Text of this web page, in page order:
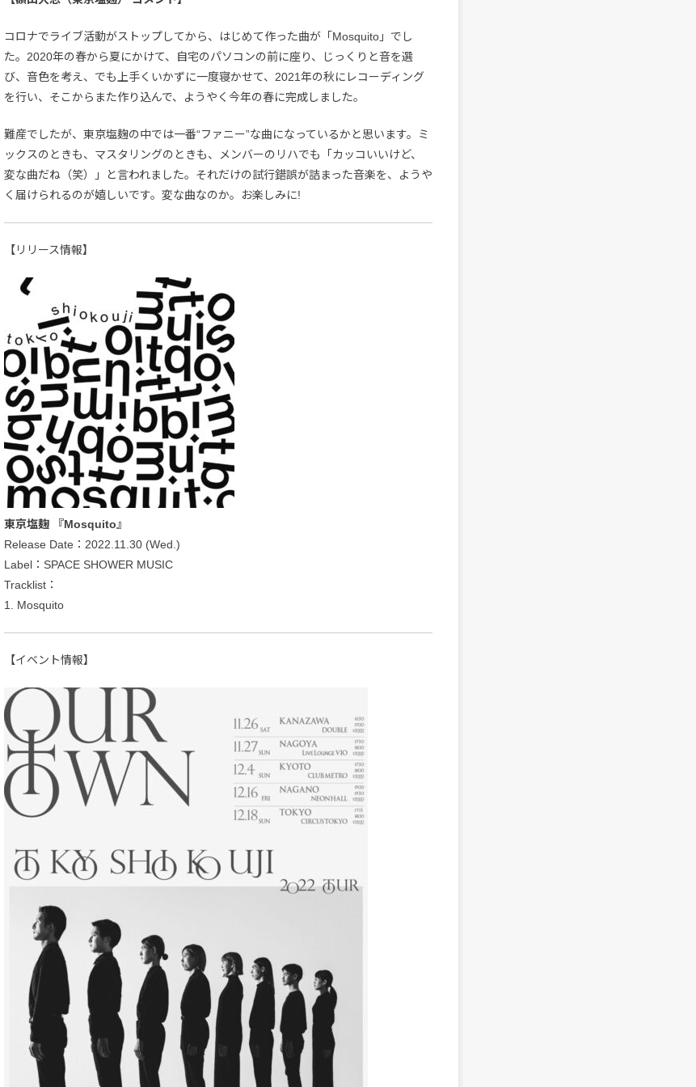
コロナでライブ活動がストップしてから、はじめて作った曲が「Mosquito」でし
た。2020年の春から夏にかけて、自宅のパソコンの前に座り、じっくりと音を選
び、音色を考え、でも上手くいかずに一度寝かせて、2021年の秋にレコーディング
を行い、そこからまた作り込んで、ようやく今年の春に完成しました。
難産でしたが、東京塩麹の中では一番“ファニー”な曲になっているかと思います。ミ
ックスのときも、マスタリングのときも、メンバーのリハでも「カッコいいけど、
変な曲だね（笑）」と言われました。それだけの試行錯誤が詰まった音楽を、ようや
く届けられるのが嬉しいです。変な曲なのか。お楽しみに!
【リリース情報】
東京塩麹 『Mosquito』
Release Date：2022.11.30 (Wed.)
Label：SPACE SHOWER MUSIC
Tracklist：
1. Mosquito
【イベント情報】